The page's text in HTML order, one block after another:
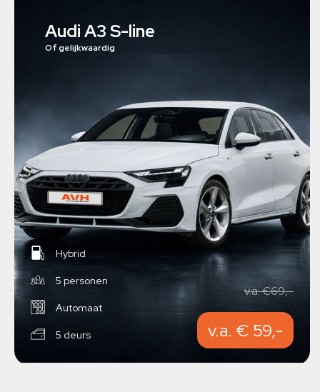
Audi A3 S-line
Of gelijkwaardig
Hybrid
5 personen
Automaat
5 deurs
v.a. €69,-
v.a. € 59,-